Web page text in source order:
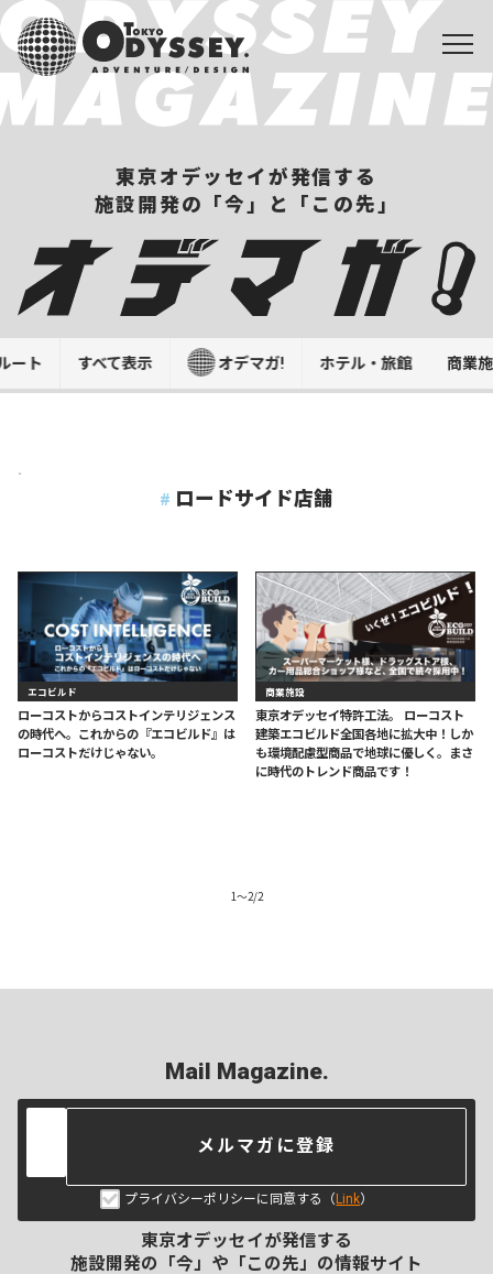
東京オデッセイが発信する
施設開発の「今」と「この先」
ート すべて表示 オデマガ! ホテル・旅館 商業
.
ロードサイド店舗
エコビルド
ローコストからコストインテリジェンス
の時代へ。これからの『エコビルド』は
ローコストだけじゃない。
商業施設
東京オデッセイ特許工法。 ローコスト
建築エコビルド全国各地に拡大中！しか
も環境配慮型商品で地球に優しく。まさ
に時代のトレンド商品です！
1〜2/2
Mail Magazine.
メルマガに登録
プライバシーポリシーに同意する（ Link）
東京オデッセイが発信する
施設開発の「今」や「この先」の情報サイト